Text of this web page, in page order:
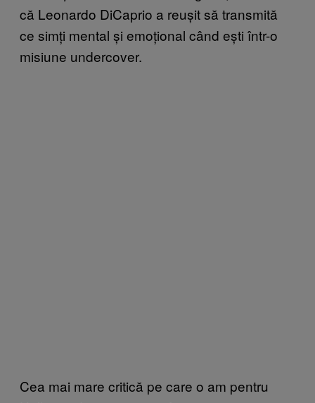
că Leonardo DiCaprio a reușit să transmită
ce simți mental și emoțional când ești într-o
misiune undercover.
Cea mai mare critică pe care o am pentru